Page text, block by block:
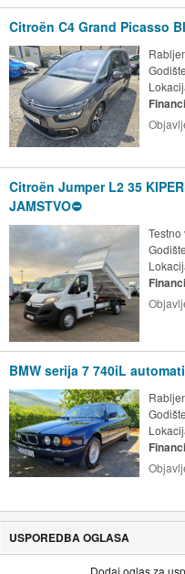
Citroën C4 Grand Picasso
Citroën Jumper L2 35 KIPER
JAMSTVO⛔️
Testno
BMW serija 7 740iL
USPOREDBA OGLASA
Dodaj oglas za